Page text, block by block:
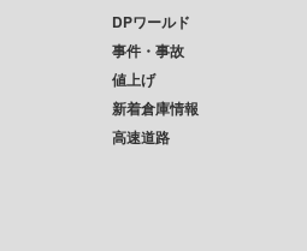
DPワールド
事件・事故
値上げ
新着倉庫情報
高速道路